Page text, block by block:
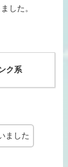
した。
ク系
ました